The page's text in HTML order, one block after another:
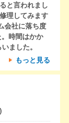
と言われまし
理してみます
会社に落ち度
時間はかか
ました。
もっと見る